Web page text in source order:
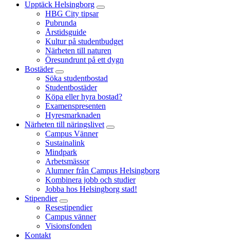
Upptäck Helsingborg
HBG City tipsar
Pubrunda
Årstidsguide
Kultur på studentbudget
Närheten till naturen
Öresundrunt på ett dygn
Bostäder
Söka studentbostad
Studentbostäder
Köpa eller hyra bostad?
Examenspresenten
Hyresmarknaden
Närheten till näringslivet
Campus Vänner
Sustainalink
Mindpark
Arbetsmässor
Alumner från Campus Helsingborg
Kombinera jobb och studier
Jobba hos Helsingborg stad!
Stipendier
Resestipendier
Campus vänner
Visionsfonden
Kontakt